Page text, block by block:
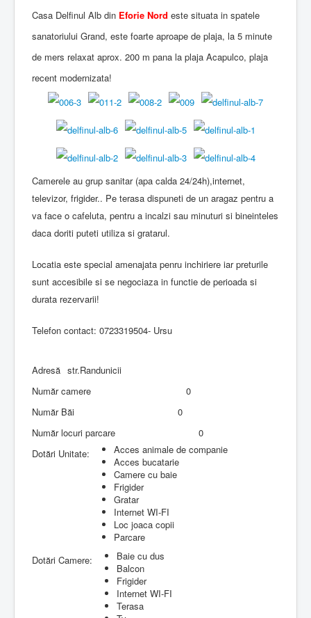
Casa Delfinul Alb din Eforie Nord este situata in spatele
sanatoriului Grand, este foarte aproape de plaja, la 5 minute
de mers relaxat aprox. 200 m pana la plaja Acapulco, plaja
recent modernizata!
Camerele au grup sanitar (apa calda 24/24h),internet,
televizor, frigider.. Pe terasa dispuneti de un aragaz pentru a
va face o cafeluta, pentru a incalzi sau minuturi si bineinteles
daca doriti puteti utiliza si gratarul.
Locatia este special amenajata penru inchiriere iar preturile
sunt accesibile si se negociaza in functie de perioada si
durata rezervarii!
Telefon contact: 0723319504- Ursu
Adresă str.Randunicii
Număr camere
0
Număr Băi
0
Număr locuri parcare
0
Dotări Unitate:
Acces animale de companie
Acces bucatarie
Camere cu baie
Frigider
Gratar
Internet WI-FI
Loc joaca copii
Parcare
Dotări Camere:
Baie cu dus
Balcon
Frigider
Internet WI-FI
Terasa